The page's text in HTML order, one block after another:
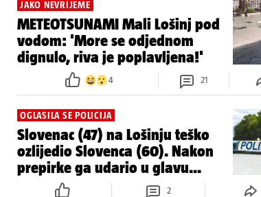
JAKO NEVRIJEME
METEOTSUNAMI Mali Lošinj pod
vodom: 'More se odjednom
dignulo, riva je poplavljena!'
4 21
OGLASILA SE POLICIJA
Slovenac (47) na Lošinju teško
ozlijedio Slovenca (60). Nakon
prepirke ga udario u glavu...
2